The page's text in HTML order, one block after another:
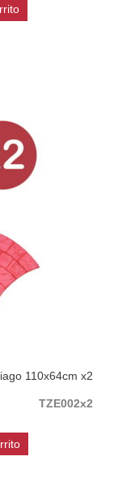
110x64cm x2
TZE002x2